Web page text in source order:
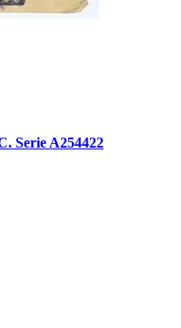
Serie A254422